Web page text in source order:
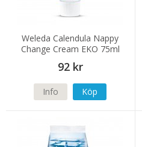
Weleda Calendula Nappy
Change Cream EKO 75ml
92 kr
Info Köp